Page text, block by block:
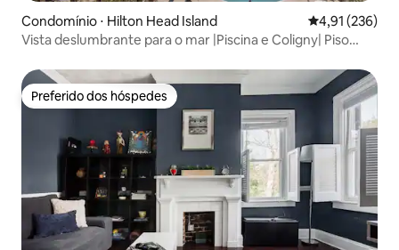
Condomínio ⋅ Hilton Head Island 4,91 de uma
4,91 (236)
Vista deslumbrante para o mar |Piscina e Coligny| Piso
Preferido dos hóspedes
Preferido dos hóspedes